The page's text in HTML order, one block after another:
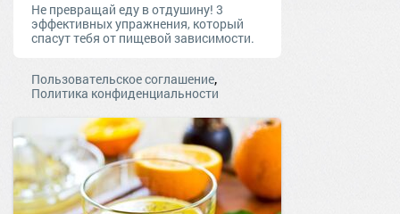
Не превращай еду в отдушину! 3
эффективных упражнения, который
спасут тебя от пищевой зависимости.
Пользовательское соглашение,
Политика конфиденциальности